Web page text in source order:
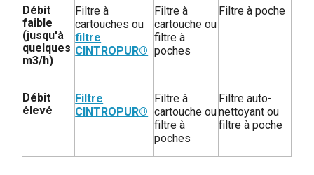
Débit
faible
(jusqu'à
quelques
m3/h)
Filtre à
cartouches ou
filtre
CINTROPUR®
Filtre à
cartouche ou
filtre à
poches
Filtre à poche
Débit
élevé
Filtre
CINTROPUR®
Filtre à
cartouche ou
filtre à
poches
Filtre auto-
nettoyant ou
filtre à poche